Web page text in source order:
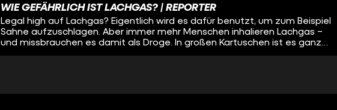
WIE GEFÄHRLICH IST LACHGAS? | REPORTER
Legal high auf Lachgas? Eigentlich wird es dafür benutzt, um zum Beispiel
Sahne aufzuschlagen. Aber immer mehr Menschen inhalieren Lachgas –
und missbrauchen es damit als Droge. In großen Kartuschen ist es ganz
Laurin* leidet unter seinem Fetisch. Er steht auf erotische Hypnose, aber er